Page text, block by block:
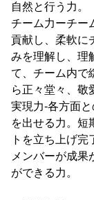
自然と行う力。
チーム力ーチー
貢献し、柔軟に
みを理解し、理
て、チーム内で
ら正々堂々、敬
実現力-各方面
を出せる力。短
トを立ち上げ
メンバーが成果
ができる力。